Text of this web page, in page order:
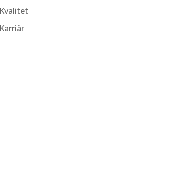
Kvalitet
Karriär